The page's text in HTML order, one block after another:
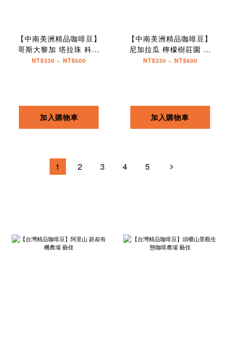
【中南美洲精品咖啡豆】
哥斯大黎加 塔拉珠 科佩
莊園
NT$330 ~ NT$600
加入購物車
【中南美洲精品咖啡豆】
尼加拉瓜 檸檬樹莊園 紅
波本 Funky
NT$330 ~ NT$600
加入購物車
1 2 3 4 5